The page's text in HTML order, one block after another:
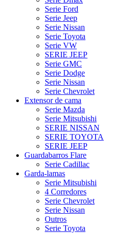
Serie Ford
Serie Jeep
Serie Nissan
Serie Toyota
Serie VW
SERIE JEEP
Serie GMC
Serie Dodge
Serie Nissan
Serie Chevrolet
Extensor de cama
Serie Mazda
Serie Mitsubishi
SERIE NISSAN
SERIE TOYOTA
SERIE JEEP
Guardabarros Flare
Serie Cadillac
Garda-lamas
Serie Mitsubishi
4 Corredores
Serie Chevrolet
Serie Nissan
Outros
Serie Toyota